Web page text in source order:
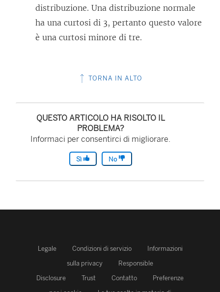
distribuzione. Una distribuzione normale
ha una curtosi di 3, pertanto questo valore
è una curtosi minore di tre.
TORNA IN ALTO
QUESTO ARTICOLO HA RISOLTO IL
PROBLEMA?
Informaci per consentirci di migliorare.
Sì No
Legale Condizioni di servizio
Informazioni
sulla privacy
Responsible
Disclosure
Trust Contatto
Preferenze